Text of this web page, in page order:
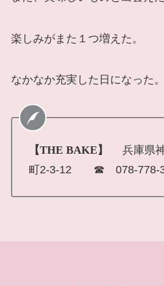
楽しみがまた１つ増えた。
なかなか充実した日になった。
【THE BAKE】
兵庫県
町2-3-12 ☎ 078-778-